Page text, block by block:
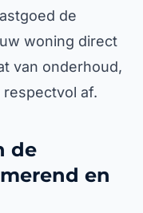
de
woning direct
van onderhoud,
af.
de
en